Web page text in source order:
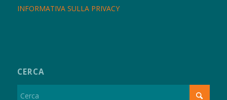
INFORMATIVA SULLA PRIVACY
CERCA